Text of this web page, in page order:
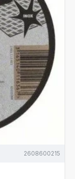
2608600215